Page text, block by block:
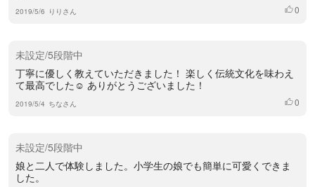
2019/5/6 りりさん いいね
0
未設定/5段階中
丁寧に優しく教えていただきました！ 楽しく伝統文化を味わえ
て最高でした☺︎︎ ありがとうございました！
2019/5/4 ちなさん いいね
0
未設定/5段階中
娘と二人で体験しました。小学生の娘でも簡単に可愛くできま
した。